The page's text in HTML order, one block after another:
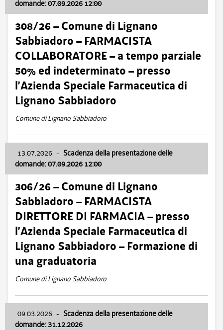
domande: 07.09.2026 12:00
308/26 – Comune di Lignano
Sabbiadoro – FARMACISTA
COLLABORATORE – a tempo parziale
50% ed indeterminato – presso
l’Azienda Speciale Farmaceutica di
Lignano Sabbiadoro
Comune di Lignano Sabbiadoro
13.07.2026 - Scadenza della presentazione delle
domande: 07.09.2026 12:00
306/26 – Comune di Lignano
Sabbiadoro – FARMACISTA
DIRETTORE DI FARMACIA – presso
l’Azienda Speciale Farmaceutica di
Lignano Sabbiadoro – Formazione di
una graduatoria
Comune di Lignano Sabbiadoro
09.03.2026 - Scadenza della presentazione delle
domande: 31.12.2026